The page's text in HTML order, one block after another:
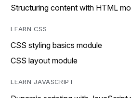
Structuring content with HTML
LEARN CSS
CSS styling basics module
CSS layout module
LEARN JAVASCRIPT